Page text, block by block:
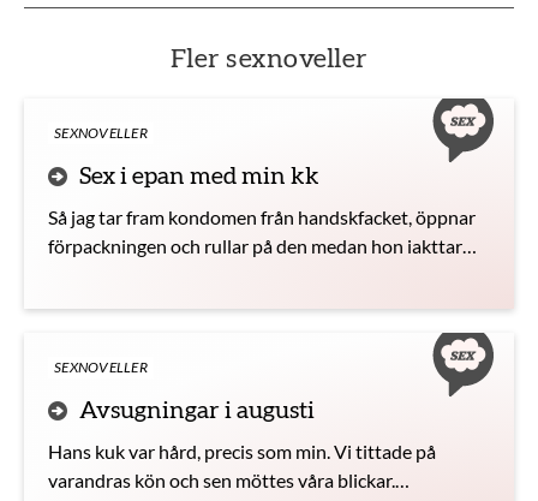
Fler sexnoveller
SEXNOVELLER
Sex i epan med min kk
Så jag tar fram kondomen från handskfacket, öppnar
förpackningen och rullar på den medan hon iakttar
glider lätt in hennes våta fitta när hon sätter sig på
SEXNOVELLER
Avsugningar i augusti
Hans kuk var hård, precis som min. Vi tittade på
varandras kön och sen möttes våra blickar.